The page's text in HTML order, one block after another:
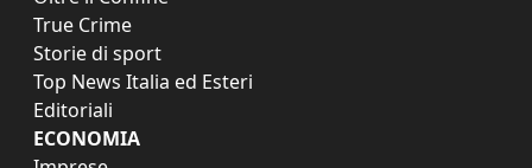
True Crime
Storie di sport
Top News Italia ed Esteri
Editoriali
ECONOMIA